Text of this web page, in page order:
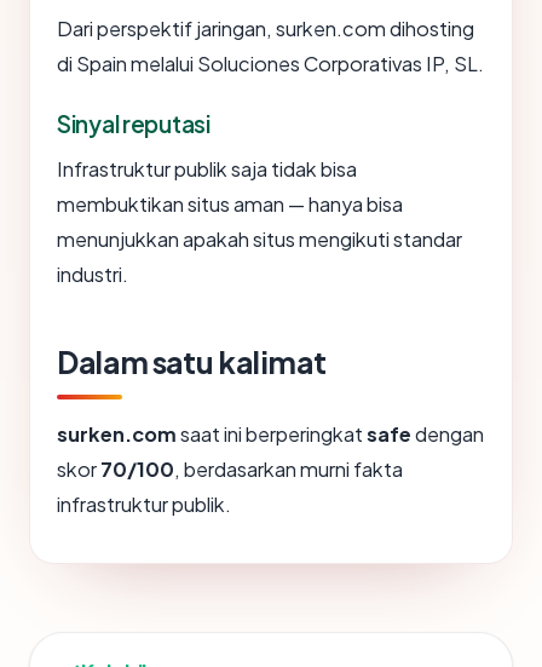
Dari perspektif jaringan, surken.com dihosting
di Spain melalui Soluciones Corporativas IP, SL.
Sinyal reputasi
Infrastruktur publik saja tidak bisa
membuktikan situs aman — hanya bisa
menunjukkan apakah situs mengikuti standar
industri.
Dalam satu kalimat
surken.comsaat ini berperingkatsafedengan
skor70/100, berdasarkan murni fakta
infrastruktur publik.